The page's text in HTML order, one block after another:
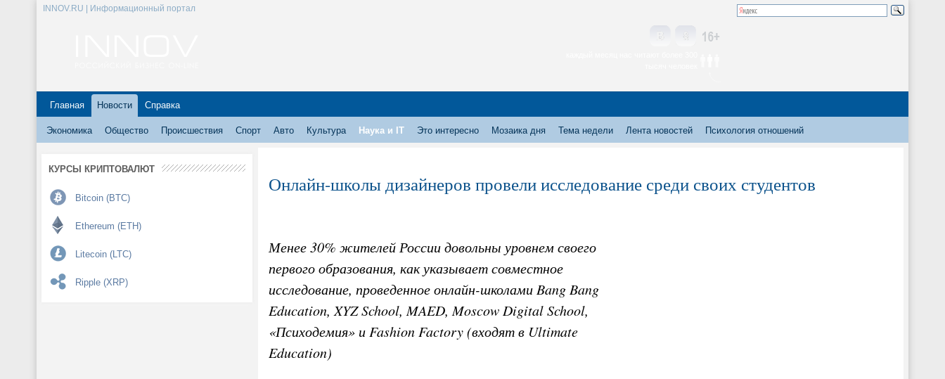
INNOV.RU | Информационный портал
Главная Новости Справка
Экономика Общество Происшествия Спорт Авто Культура Наука и IT Это интересно Мозаика дня Тема недели Лента новостей Психология отношений
КУРСЫ КРИПТОВАЛЮТ
Bitcoin (BTC)
Ethereum (ETH)
Litecoin (LTC)
Ripple (XRP)
Онлайн-школы дизайнеров провели исследование среди своих студентов
Менее 30% жителей России довольны уровнем своего
первого образования, как указывает совместное
исследование, проведенное онлайн-школами Bang Bang
Education, XYZ School, MAED, Moscow Digital School,
«Психодемия» и Fashion Factory (входят в Ultimate
Education)